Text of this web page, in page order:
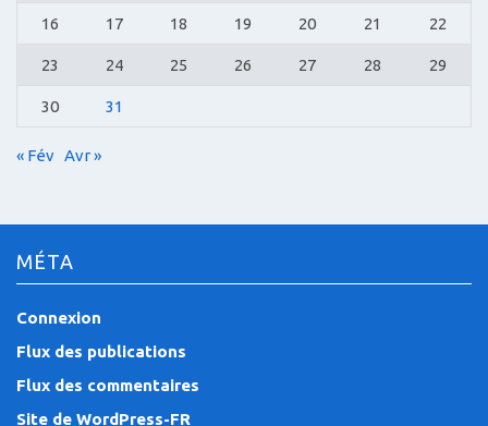
16 17 18 19 20 21 22
23 24 25 26 27 28 29
30 31
« Fév Avr »
MÉTA
Connexion
Flux des publications
Flux des commentaires
Site de WordPress-FR